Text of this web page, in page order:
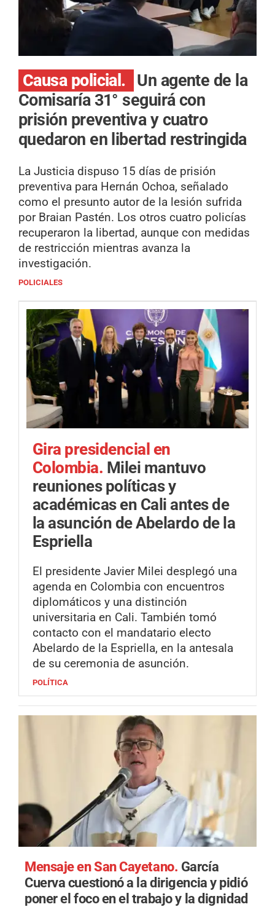
Causa policial.
Un agente de la
Comisaría 31° seguirá con
prisión preventiva y cuatro
quedaron en libertad restringida
La Justicia dispuso 15 días de prisión
preventiva para Hernán Ochoa, señalado
como el presunto autor de la lesión sufrida
por Braian Pastén. Los otros cuatro policías
recuperaron la libertad, aunque con medidas
de restricción mientras avanza la
investigación.
POLICIALES
Gira presidencial en
Colombia. Milei mantuvo
reuniones políticas y
académicas en Cali antes de
la asunción de Abelardo de la
Espriella
El presidente Javier Milei desplegó una
agenda en Colombia con encuentros
diplomáticos y una distinción
universitaria en Cali. También tomó
contacto con el mandatario electo
Abelardo de la Espriella, en la antesala
de su ceremonia de asunción.
POLÍTICA
Mensaje en San Cayetano. García
Cuerva cuestionó a la dirigencia y pidió
poner el foco en el trabajo y la dignidad